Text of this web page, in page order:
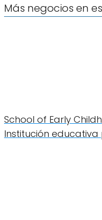
Más negocios en
School of Early
Institución